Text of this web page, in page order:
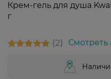
Крем-гель для душа
г
2 Смотреть